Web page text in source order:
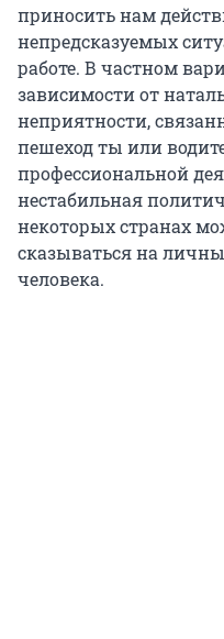
приносить нам
непредсказуемых
работе. В частном
зависимости от
неприятности,
пешеход ты или
профессиональной
нестабильная
некоторых странах
сказываться на
человека.